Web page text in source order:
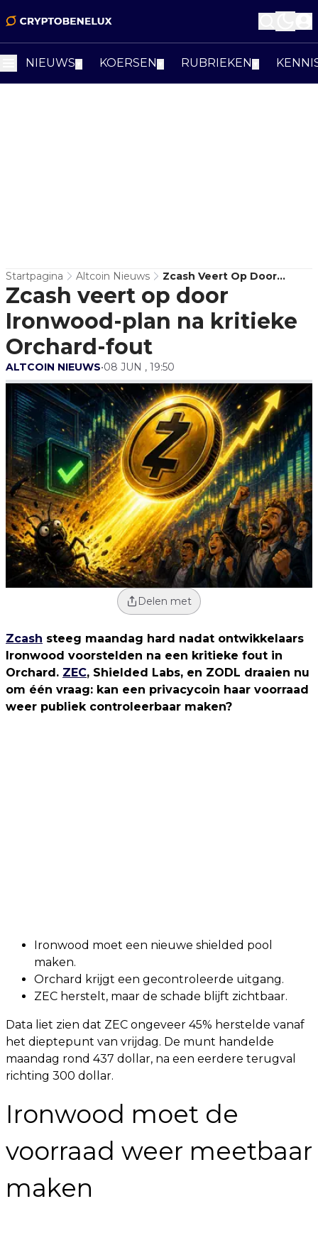
NIEUWS KOERSEN RUBRIEKEN
Startpagina Altcoin Nieuws
Zcash Veert Op Door
Ironwood-Plan Na Kritieke
Orchard-Fout
Zcash veert op door
Ironwood-plan na kritieke
Orchard-fout
ALTCOIN NIEUWS•08 JUN , 19:50
Delen met
Zcash steeg maandag hard nadat ontwikkelaars
Ironwood voorstelden na een kritieke fout in
Orchard. ZEC, Shielded Labs, en ZODL draaien nu
om één vraag: kan een privacycoin haar voorraad
weer publiek controleerbaar maken?
Ironwood moet een nieuwe shielded pool
maken.
Orchard krijgt een gecontroleerde uitgang.
ZEC herstelt, maar de schade blijft zichtbaar.
Data liet zien dat ZEC ongeveer 45% herstelde vanaf
het dieptepunt van vrijdag. De munt handelde
maandag rond 437 dollar, na een eerdere terugval
richting 300 dollar.
Ironwood moet de
voorraad weer meetbaar
maken